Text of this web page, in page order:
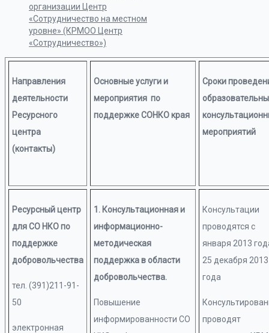
организации Центр
«Сотрудничество на местном
уровне» (КРМОО Центр
«Сотрудничество»)
Направления
деятельности
Ресурсного
центра
(контакты)
Основные услуги и
мероприятия по
поддержке СОНКО края
Сроки
мероприятий
Ресурсный центр
для СО НКО по
поддержке
добровольчества
тел. (391)211-91-
50
электронная
1. Консультационная и
информационно-
методическая
поддержка в области
добровольчества.
Повышение
информированности СО
Консультации
проводятся с
января 2013
25 декабря 2013
года
проводят